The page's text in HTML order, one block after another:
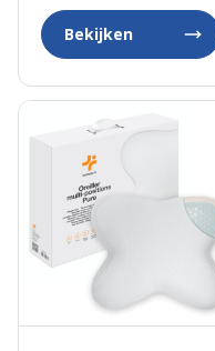
Bekijken